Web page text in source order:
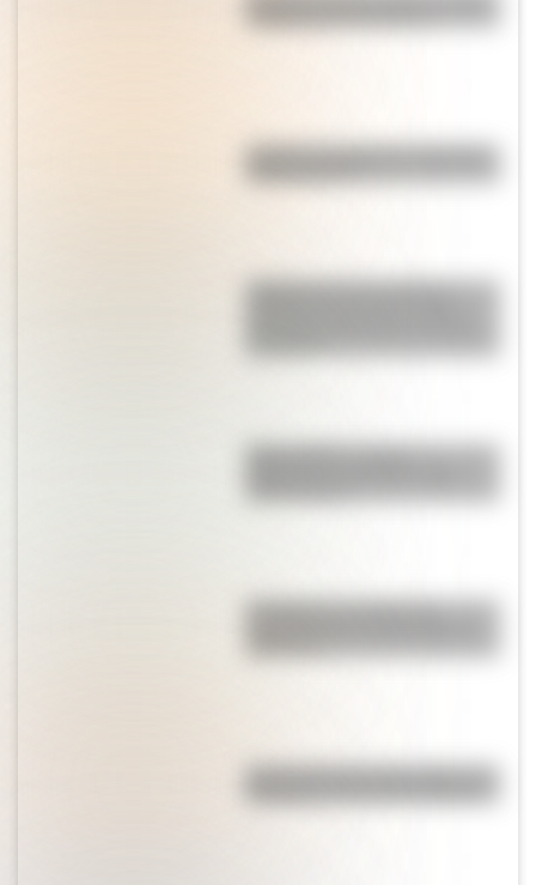
¿Cuál es el origen de la palabra
¿Sabías que en la película
Mapa político y físico:
diferenciarlos
El campo y la ciudad: las
Así se conocieron Remedios de